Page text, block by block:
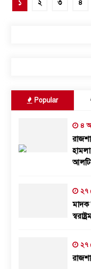
১ ২ ৩ ৪
Popular
৪
২৭
মাদক
২৭